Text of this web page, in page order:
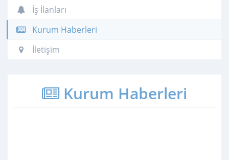
İş İlanları
Kurum Haberleri
İletişim
Kurum Haberleri